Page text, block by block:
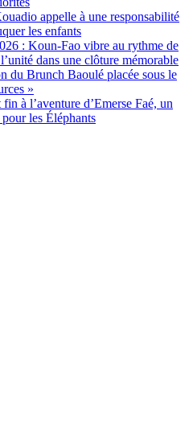
appelle à une responsabilité
les enfants
: Koun-Fao vibre au rythme de
dans une clôture mémorable
du Brunch Baoulé placée sous le
»
à l’aventure d’Emerse Faé, un
les Éléphants